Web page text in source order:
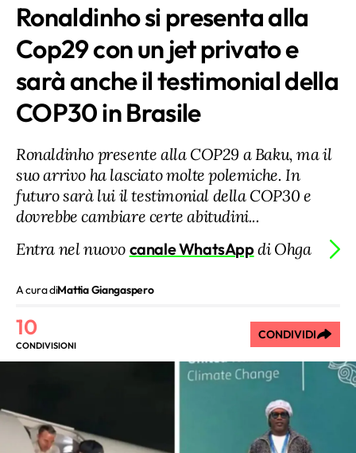
Ronaldinho si presenta alla
Cop29 con un jet privato e
sarà anche il testimonial della
COP30 in Brasile
Ronaldinho presente alla COP29 a Baku, ma il
suo arrivo ha lasciato molte polemiche. In
futuro sarà lui il testimonial della COP30 e
dovrebbe cambiare certe abitudini...
Entra nel nuovo canale WhatsAppdi Ohga
A cura diMattia Giangaspero
10
CONDIVISIONI
CONDIVIDI